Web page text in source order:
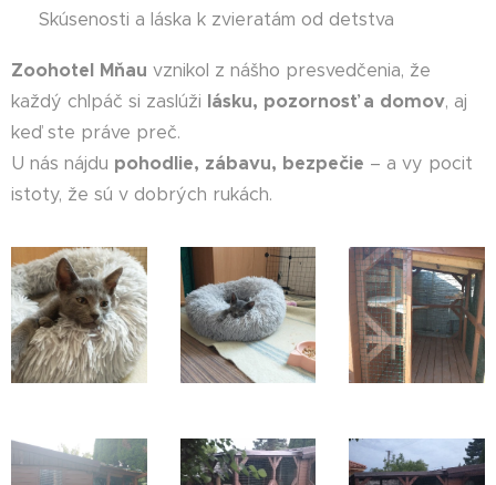
✅ Skúsenosti a láska k zvieratám od detstva
Zoohotel Mňau vznikol z nášho presvedčenia, že
každý chlpáč si zaslúži lásku, pozornosťa domov, aj
keď ste práve preč.
U nás nájdu pohodlie, zábavu, bezpečie – a vy pocit
istoty, že sú v dobrých rukách. 🐾